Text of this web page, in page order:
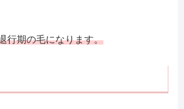
行期の毛になります。